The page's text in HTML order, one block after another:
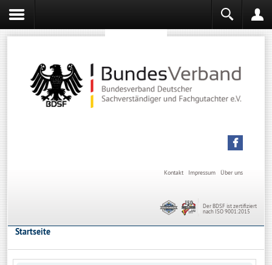
Über uns
Impressum
Kontakt
Der BDSF ist zertifiziert
nach ISO 9001:2015
Startseite